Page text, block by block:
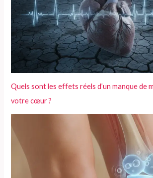
Quels sont les effets réels d’un manque de
votre cœur ?